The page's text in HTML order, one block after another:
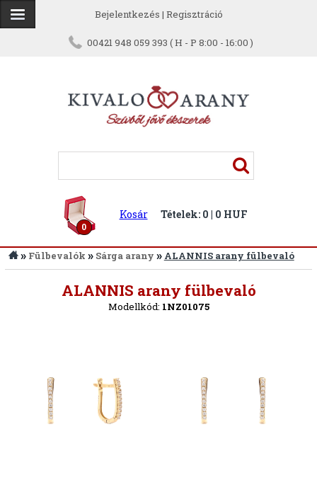
Bejelentkezés | Regisztráció
00421 948 059 393 ( H - P 8:00 - 16:00 )
0
Kosár Tételek: 0 | 0 HUF
» Fülbevalók » Sárga arany » ALANNIS arany fülbevaló
ALANNIS arany fülbevaló
Modellkód: 1NZ01075